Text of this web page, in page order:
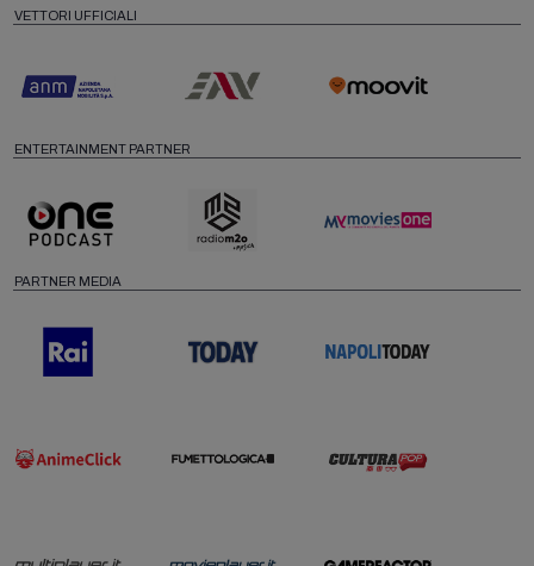
VETTORI UFFICIALI
ENTERTAINMENT PARTNER
PARTNER MEDIA